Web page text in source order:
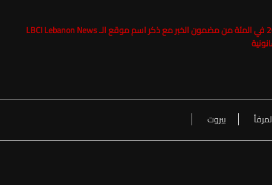
LBCI Lebanon News
لمرفأ بيروت